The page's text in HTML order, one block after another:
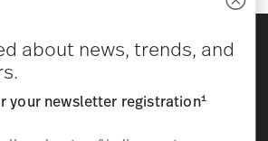
functionality for your home
terms and conditions
Privacy
about news, trends, and
your newsletter registration1